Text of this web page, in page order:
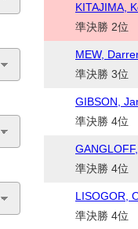
KITAJIMA,
準決勝 2位
MEW,
準決勝 3位
GIBSON,
準決勝 4位
GANGLOFF,
準決勝 4位
LISOGOR,
準決勝 4位